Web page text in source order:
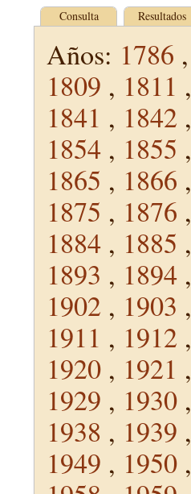
Consulta Resultados
Años: 1786 ,
1809 , 1811 ,
1841 , 1842 ,
1854 , 1855 ,
1865 , 1866 ,
1875 , 1876 ,
1884 , 1885 ,
1893 , 1894 ,
1902 , 1903 ,
1911 , 1912 ,
1920 , 1921 ,
1929 , 1930 ,
1938 , 1939 ,
1949 , 1950 ,